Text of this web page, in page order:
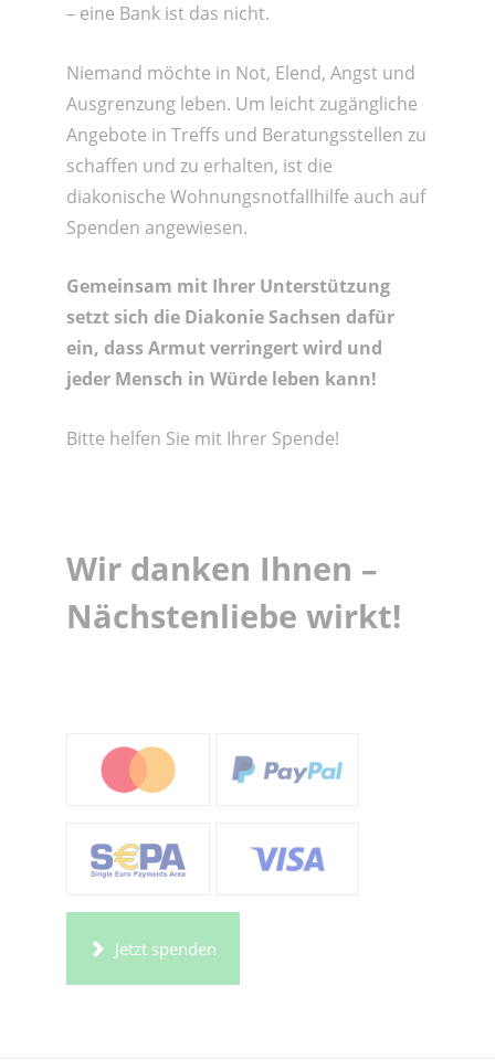
– eine Bank ist das nicht.
Niemand möchte in Not, Elend, Angst und
Ausgrenzung leben. Um leicht zugängliche
Angebote in Treffs und Beratungsstellen zu
schaffen und zu erhalten, ist die
diakonische Wohnungsnotfallhilfe auch auf
Spenden angewiesen.
Gemeinsam mit Ihrer Unterstützung
setzt sich die Diakonie Sachsen dafür
ein, dass Armut verringert wird und
jeder Mensch in Würde leben kann!
Bitte helfen Sie mit Ihrer Spende!
Wir danken Ihnen –
Nächstenliebe wirkt!
Jetzt spenden